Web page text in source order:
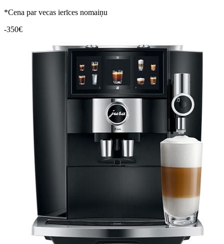
*Cena par vecas ierīces nomaiņu
-350€